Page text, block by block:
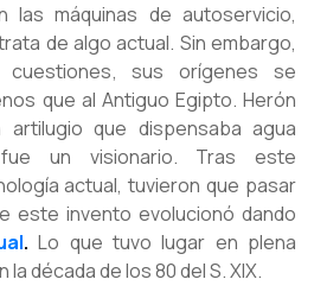
las máquinas de autoservicio,
de algo actual. Sin embargo,
cuestiones, sus orígenes se
que al Antiguo Egipto. Herón
que dispensaba agua
un visionario. Tras este
actual, tuvieron que pasar
este invento evolucionó dando
. Lo que tuvo lugar en plena
década de los 80 del S. XIX.